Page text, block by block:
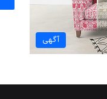
آگهی